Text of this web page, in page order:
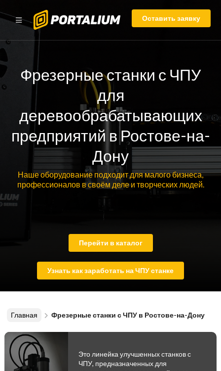
Оставить заявку
Фрезерные станки с ЧПУ
для
деревообрабатывающих
предприятий в Ростове-на-
Дону
Наше оборудование подходит для малого бизнеса,
профессионалов в своём деле и творческих людей.
Перейти в каталог
Узнать как заработать на ЧПУ станке
Главная Фрезерные станки с ЧПУ в Ростове-на-Дону
Это линейка улучшенных станков с
ЧПУ, предназначенных для